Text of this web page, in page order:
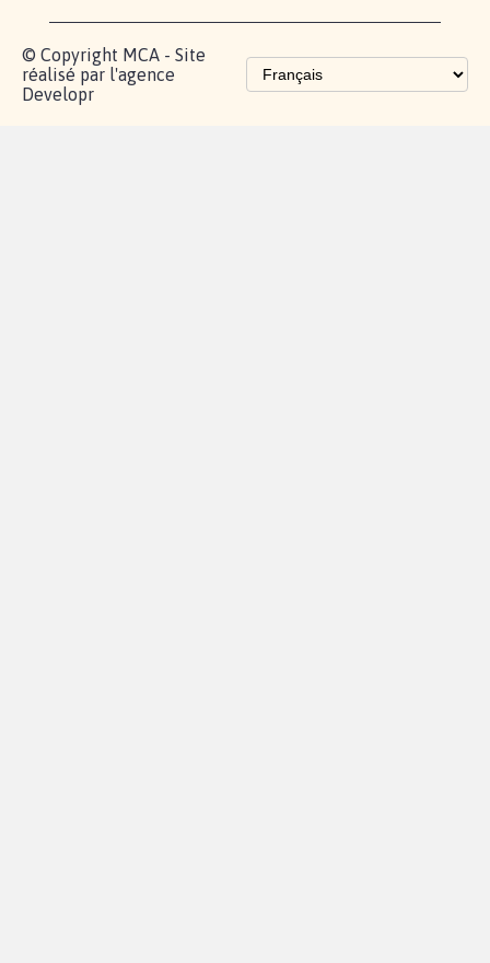
© Copyright MCA - Site
réalisé par l'agence
Developr